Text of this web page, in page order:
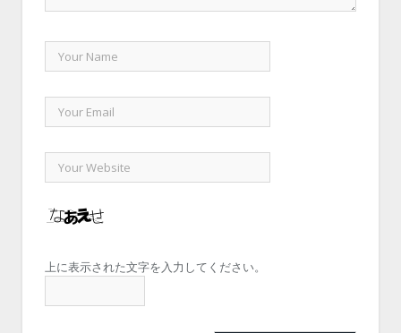
上に表示された文字を入力してください。